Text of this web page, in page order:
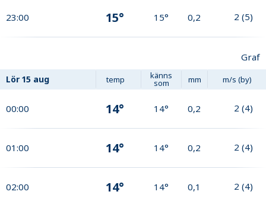
23:00 15° 15° 0,2 2 (5)
Graf
Lör 15 aug temp känns
som mm m/s (by)
00:00 14° 14° 0,2 2 (4)
01:00 14° 14° 0,2 2 (4)
02:00 14° 14° 0,1 2 (4)